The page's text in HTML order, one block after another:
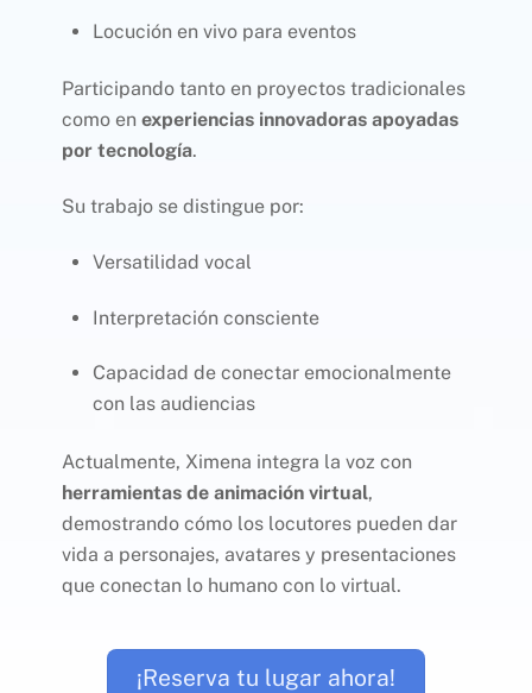
Locución en vivo para eventos
Participando tanto en proyectos tradicionales
como enexperiencias innovadoras apoyadas
por tecnología.
Su trabajo se distingue por:
Versatilidad vocal
Interpretación consciente
Capacidad de conectar emocionalmente
con las audiencias
Actualmente, Ximena integra la voz con
herramientas de animación virtual,
demostrando cómo los locutores pueden dar
vida a personajes, avatares y presentaciones
que conectan lo humano con lo virtual.
¡Reserva tu lugar ahora!